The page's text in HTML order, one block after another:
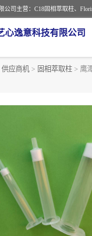
心逸意科技有限公司
供应商机 > 固相萃取柱 > 鹰
过滤器/
SPE配件
96孔板